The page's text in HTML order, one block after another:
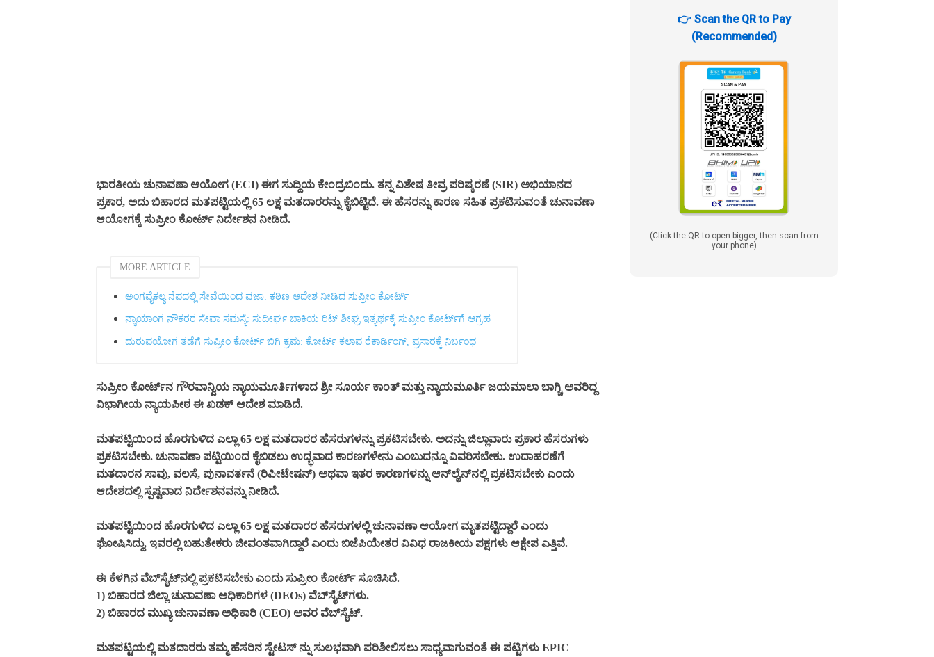
ಭಾರತೀಯ ಚುನಾವಣಾ ಆಯೋಗ (ECI) ಈಗ ಸುದ್ದಿಯ ಕೇಂದ್ರಬಿಂದು. ತನ್ನ ವಿಶೇಷ ತೀವ್ರ ಪರಿಷ್ಕರಣೆ (SIR) ಅಭಿಯಾನದ
ಪ್ರಕಾರ, ಅದು ಬಿಹಾರದ ಮತಪಟ್ಟಿಯಲ್ಲಿ 65 ಲಕ್ಷ ಮತದಾರರನ್ನು ಕೈಬಿಟ್ಟಿದೆ. ಈ ಹೆಸರನ್ನು ಕಾರಣ ಸಹಿತ ಪ್ರಕಟಿಸುವಂತೆ ಚುನಾವಣಾ
ಆಯೋಗಕ್ಕೆ ಸುಪ್ರೀಂ ಕೋರ್ಟ್ ನಿರ್ದೇಶನ ನೀಡಿದೆ.
MORE ARTICLE
ಅಂಗವೈಕಲ್ಯ ನೆಪದಲ್ಲಿ ಸೇವೆಯಿಂದ ವಜಾ: ಕಠಿಣ ಆದೇಶ ನೀಡಿದ ಸುಪ್ರೀಂ ಕೋರ್ಟ್‌
ನ್ಯಾಯಾಂಗ ನೌಕರರ ಸೇವಾ ಸಮಸ್ಯೆ: ಸುದೀರ್ಘ ಬಾಕಿಯ ರಿಟ್ ಶೀಘ್ರ ಇತ್ಯರ್ಥಕ್ಕೆ ಸುಪ್ರೀಂ ಕೋರ್ಟ್‌ಗೆ ಆಗ್ರಹ
ದುರುಪಯೋಗ ತಡೆಗೆ ಸುಪ್ರೀಂ ಕೋರ್ಟ್‌ ಬಿಗಿ ಕ್ರಮ: ಕೋರ್ಟ್ ಕಲಾಪ ರೆಕಾರ್ಡಿಂಗ್, ಪ್ರಸಾರಕ್ಕೆ ನಿರ್ಬಂಧ
ಸುಪ್ರೀಂ ಕೋರ್ಟ್‌ನ ಗೌರವಾನ್ವಿಯ ನ್ಯಾಯಮೂರ್ತಿಗಳಾದ ಶ್ರೀ ಸೂರ್ಯ ಕಾಂತ್ ಮತ್ತು ನ್ಯಾಯಮೂರ್ತಿ ಜಯಮಾಲಾ ಬಾಗ್ಚಿ ಅವರಿದ್ದ
ವಿಭಾಗೀಯ ನ್ಯಾಯಪೀಠ ಈ ಖಡಕ್ ಆದೇಶ ಮಾಡಿದೆ.
ಮತಪಟ್ಟಿಯಿಂದ ಹೊರಗುಳಿದ ಎಲ್ಲಾ 65 ಲಕ್ಷ ಮತದಾರರ ಹೆಸರುಗಳನ್ನು ಪ್ರಕಟಿಸಬೇಕು. ಅದನ್ನು ಜಿಲ್ಲಾವಾರು ಪ್ರಕಾರ ಹೆಸರುಗಳು
ಪ್ರಕಟಿಸಬೇಕು. ಚುನಾವಣಾ ಪಟ್ಟಿಯಿಂದ ಕೈಬಿಡಲು ಉದ್ಭವಾದ ಕಾರಣಗಳೇನು ಎಂಬುದನ್ನೂ ವಿವರಿಸಬೇಕು. ಉದಾಹರಣೆಗೆ
ಮತದಾರನ ಸಾವು, ವಲಸೆ, ಪುನಾವರ್ತನೆ (ರಿಪೀಟೇಷನ್) ಅಥವಾ ಇತರ ಕಾರಣಗಳನ್ನು ಆನ್‌ಲೈನ್‌ನಲ್ಲಿ ಪ್ರಕಟಿಸಬೇಕು ಎಂದು
ಆದೇಶದಲ್ಲಿ ಸ್ಪಷ್ಟವಾದ ನಿರ್ದೇಶನವನ್ನು ನೀಡಿದೆ.
ಮತಪಟ್ಟಿಯಿಂದ ಹೊರಗುಳಿದ ಎಲ್ಲಾ 65 ಲಕ್ಷ ಮತದಾರರ ಹೆಸರುಗಳಲ್ಲಿ ಚುನಾವಣಾ ಆಯೋಗ ಮೃತಪಟ್ಟಿದ್ದಾರೆ ಎಂದು
ಘೋಷಿಸಿದ್ದು, ಇವರಲ್ಲಿ ಬಹುತೇಕರು ಜೀವಂತವಾಗಿದ್ದಾರೆ ಎಂದು ಬಿಜೆಪಿಯೇತರ ವಿವಿಧ ರಾಜಕೀಯ ಪಕ್ಷಗಳು ಆಕ್ಷೇಪ ಎತ್ತಿವೆ.
ಈ ಕೆಳಗಿನ ವೆಬ್‌ಸೈಟ್‌ನಲ್ಲಿ ಪ್ರಕಟಿಸಬೇಕು ಎಂದು ಸುಪ್ರೀಂ ಕೋರ್ಟ್ ಸೂಚಿಸಿದೆ.
1) ಬಿಹಾರದ ಜಿಲ್ಲಾ ಚುನಾವಣಾ ಅಧಿಕಾರಿಗಳ (DEOs) ವೆಬ್‌ಸೈಟ್‌ಗಳು.
2) ಬಿಹಾರದ ಮುಖ್ಯ ಚುನಾವಣಾ ಅಧಿಕಾರಿ (CEO) ಅವರ ವೆಬ್‌ಸೈಟ್.
ಮತಪಟ್ಟಿಯಲ್ಲಿ ಮತದಾರರು ತಮ್ಮ ಹೆಸರಿನ ಸ್ಟೇಟಸ್ ನ್ನು ಸುಲಭವಾಗಿ ಪರಿಶೀಲಿಸಲು ಸಾಧ್ಯವಾಗುವಂತೆ ಈ ಪಟ್ಟಿಗಳು EPIC
👉 Scan the QR to Pay
(Recommended)
(Click the QR to open bigger, then scan from
your phone)